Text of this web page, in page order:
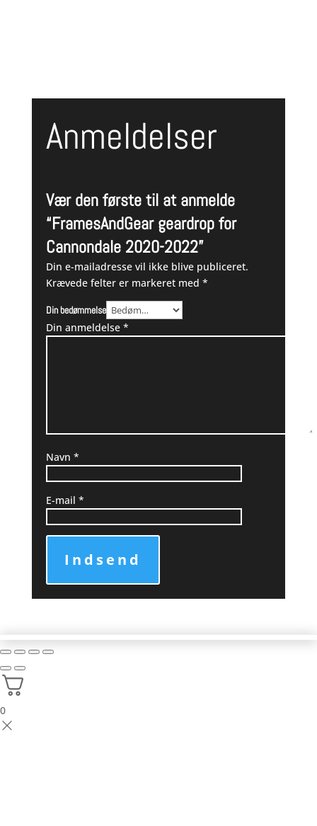
Anmeldelser
Vær den første til at anmelde
“FramesAndGear geardrop for
Cannondale 2020-2022”
Din e-mailadresse vil ikke blive publiceret.
Krævede felter er markeret med *
Din bedømmelse
Din anmeldelse *
Navn *
E-mail *
Indsend
0